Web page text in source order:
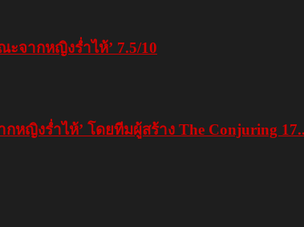
ะจากหญิงร่ำไห้’ 7.5/10
หญิงร่ำไห้’ โดยทีมผู้สร้าง The Conjuring